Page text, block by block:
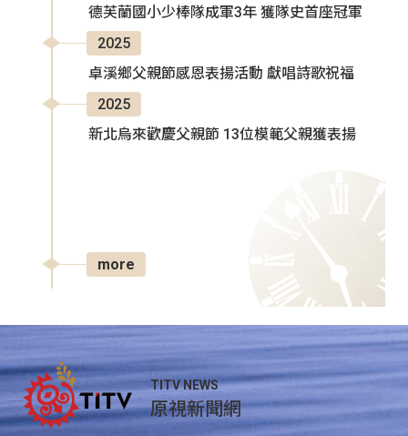
德芙蘭國小少棒隊成軍3年 獲隊史首座冠軍
2025
卓溪鄉父親節感恩表揚活動 獻唱詩歌祝福
2025
新北烏來歡慶父親節 13位模範父親獲表揚
more
TITV NEWS
原視新聞網